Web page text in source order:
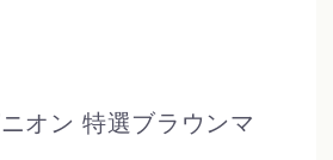
オン 特選ブラウンマ